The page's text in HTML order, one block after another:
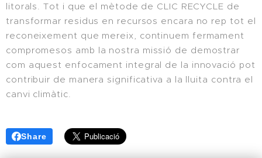
litorals. Tot i que el mètode de CLIC RECYCLE de
transformar residus en recursos encara no rep tot el
reconeixement que mereix, continuem fermament
compromesos amb la nostra missió de demostrar
com aquest enfocament integral de la innovació pot
contribuir de manera significativa a la lluita contra el
canvi climàtic.
Share